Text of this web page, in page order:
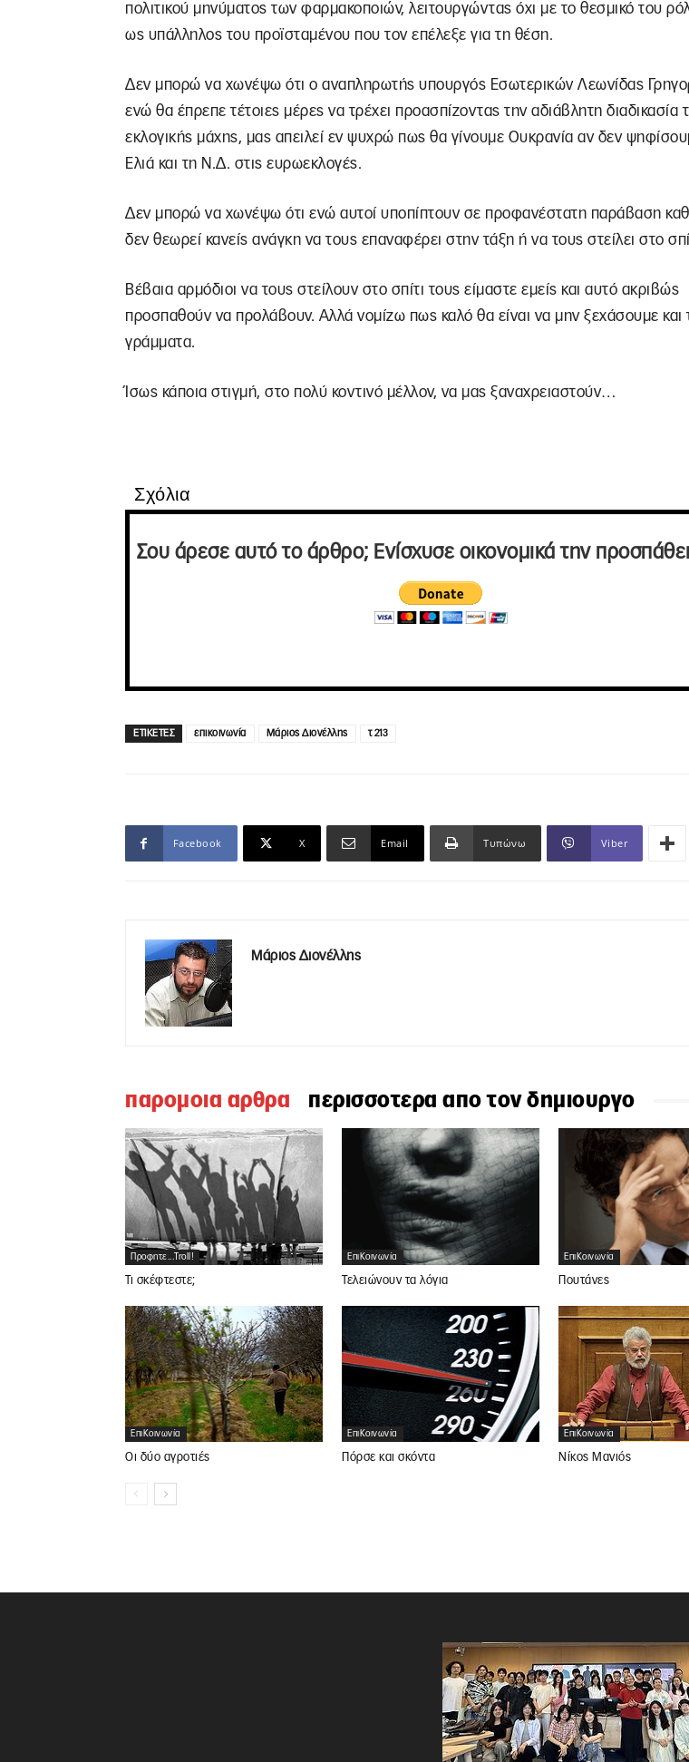
πολιτικού μηνύματος των φαρμακοποιών, λειτουργώντας όχι με το θεσμικό του
ως υπάλληλος του προϊσταμένου που τον επέλεξε για τη θέση.
Δεν μπορώ να χωνέψω ότι ο αναπληρωτής υπουργός Εσωτερικών Λεωνίδας
ενώ θα έπρεπε τέτοιες μέρες να τρέχει προασπίζοντας την αδιάβλητη διαδικασία
εκλογικής μάχης, μας απειλεί εν ψυχρώ πως θα γίνουμε Ουκρανία αν δεν
Ελιά και τη Ν.Δ. στις ευρωεκλογές.
Δεν μπορώ να χωνέψω ότι ενώ αυτοί υποπίπτουν σε προφανέστατη παράβαση
δεν θεωρεί κανείς ανάγκη να τους επαναφέρει στην τάξη ή να τους στείλει στο
Βέβαια αρμόδιοι να τους στείλουν στο σπίτι τους είμαστε εμείς και αυτό ακριβώς
προσπαθούν να προλάβουν. Αλλά νομίζω πως καλό θα είναι να μην ξεχάσουμε και
γράμματα.
Ίσως κάποια στιγμή, στο πολύ κοντινό μέλλον, να μας ξαναχρειαστούν…
Σχόλια
Σου άρεσε αυτό το άρθρο; Ενίσχυσε οικονομικά την
ΕΤΙΚΕΤΕΣ επικοινωνία Μάριος Διονέλλης τ 213
Facebook X Email Τυπώνω Viber
Μάριος Διονέλλης
παρομοια αρθρα περισσοτερα απο τον δημιουργο
Προφητε...troll!
Τι σκέφτεστε;
ΕπιΚοινωνία
Τελειώνουν τα λόγια
ΕπιΚοινωνία
Πουτάνες
ΕπιΚοινωνία
Οι δύο αγροτιές
ΕπιΚοινωνία
Πόρσε και σκόντα
ΕπιΚοινωνία
Νίκος Μανιός